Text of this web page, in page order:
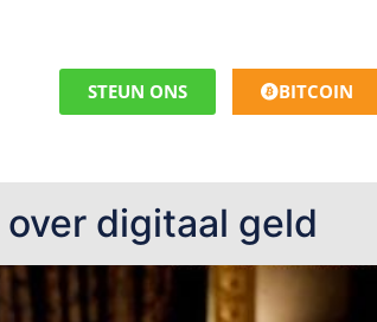
STEUN ONS BITCOIN
digitaal geld